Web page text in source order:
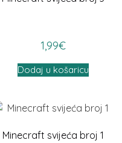
1,99€
Dodaj u košaricu
Minecraft svijeća broj 1